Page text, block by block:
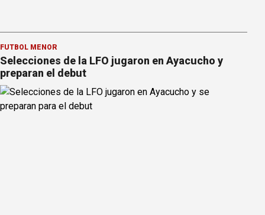
FÚTBOL MENOR
Selecciones de la LFO jugaron en Ayacucho y
preparan el debut